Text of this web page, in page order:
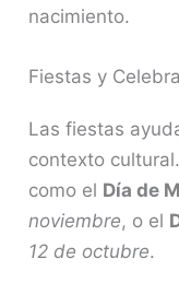
nacimiento.
Fiestas y
Las fiestas
contexto
como el Día de
noviembre, o el
12 de octubre.